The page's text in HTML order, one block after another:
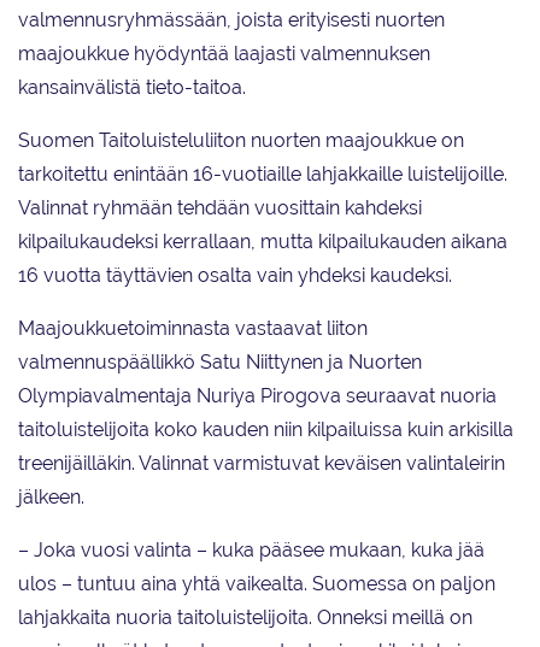
valmennusryhmässään, joista erityisesti nuorten
maajoukkue hyödyntää laajasti valmennuksen
kansainvälistä tieto-taitoa.
Suomen Taitoluisteluliiton nuorten maajoukkue on
tarkoitettu enintään 16-vuotiaille lahjakkaille luistelijoille.
Valinnat ryhmään tehdään vuosittain kahdeksi
kilpailukaudeksi kerrallaan, mutta kilpailukauden aikana
16 vuotta täyttävien osalta vain yhdeksi kaudeksi.
Maajoukkuetoiminnasta vastaavat liiton
valmennuspäällikkö Satu Niittynen ja Nuorten
Olympiavalmentaja Nuriya Pirogova seuraavat nuoria
taitoluistelijoita koko kauden niin kilpailuissa kuin arkisilla
treenijäilläkin. Valinnat varmistuvat keväisen valintaleirin
jälkeen.
– Joka vuosi valinta – kuka pääsee mukaan, kuka jää
ulos – tuntuu aina yhtä vaikealta. Suomessa on paljon
lahjakkaita nuoria taitoluistelijoita. Onneksi meillä on